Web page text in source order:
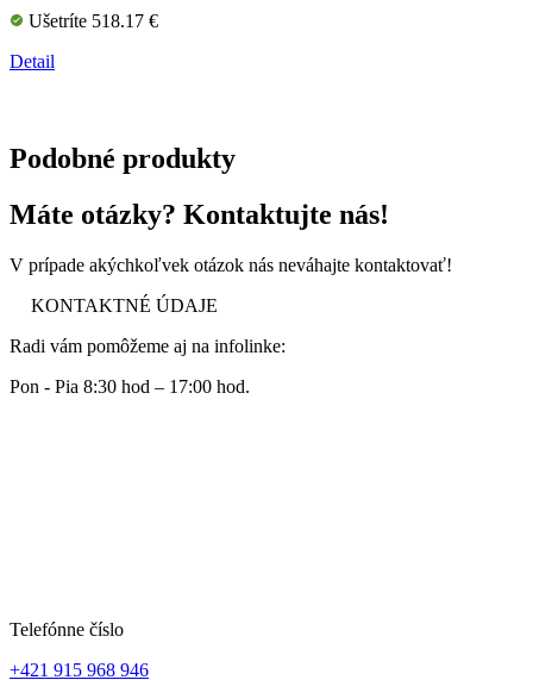
Ušetríte 518.17 €
Detail
Podobné produkty
Máte otázky? Kontaktujte nás!
V prípade akýchkoľvek otázok nás neváhajte kontaktovať!
KONTAKTNÉ ÚDAJE
Radi vám pomôžeme aj na infolinke:
Pon - Pia 8:30 hod – 17:00 hod.
Telefónne číslo
+421 915 968 946